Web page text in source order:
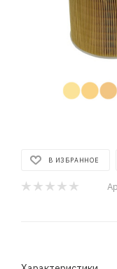
В ИЗБРАННОЕ